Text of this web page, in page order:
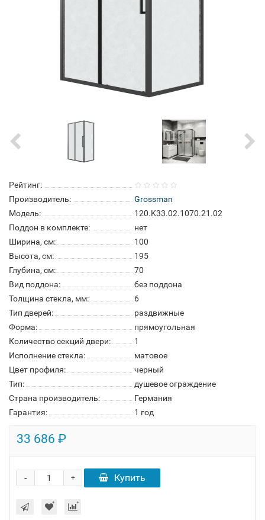
Рейтинг:
Производитель:
Grossman
Модель:
120.K33.02.1070.21.02
Поддон в комплекте:
нет
Ширина, см:
100
Высота, см:
195
Глубина, см:
70
Вид поддона:
без поддона
Толщина стекла, мм:
6
Тип дверей:
раздвижные
Форма:
прямоугольная
Количество секций двери:
1
Исполнение стекла:
матовое
Цвет профиля:
черный
Тип:
душевое ограждение
Страна производитель:
Германия
Гарантия:
1 год
33 686 ₽
+
- Купить